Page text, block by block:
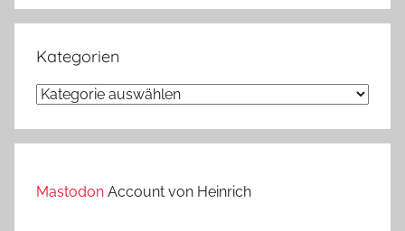
Kategorien
Kategorien
Mastodon Account von Heinrich